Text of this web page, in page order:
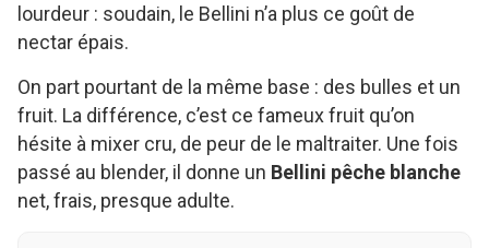
lourdeur : soudain, le Bellini n’a plus ce goût de
nectar épais.
On part pourtant de la même base : des bulles et un
fruit. La différence, c’est ce fameux fruit qu’on
hésite à mixer cru, de peur de le maltraiter. Une fois
passé au blender, il donne un Bellini pêche blanche
net, frais, presque adulte.